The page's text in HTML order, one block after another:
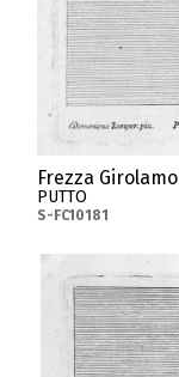
Frezza Girolamo
PUTTO
S-FC10181